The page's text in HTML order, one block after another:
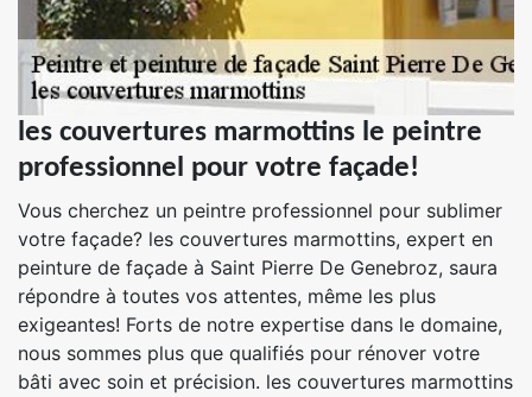
les couvertures marmottins le peintre
professionnel pour votre façade!
Vous cherchez un peintre professionnel pour sublimer
votre façade? les couvertures marmottins, expert en
peinture de façade à Saint Pierre De Genebroz, saura
répondre à toutes vos attentes, même les plus
exigeantes! Forts de notre expertise dans le domaine,
nous sommes plus que qualifiés pour rénover votre
bâti avec soin et précision. les couvertures marmottins